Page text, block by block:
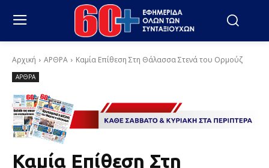
Αρχική ΑΡΘΡΑ Καμία Επίθεση Στη Θάλασσα Στενά του Ορμούζ
ΑΡΘΡΑ
Καμία Επίθεση Στη